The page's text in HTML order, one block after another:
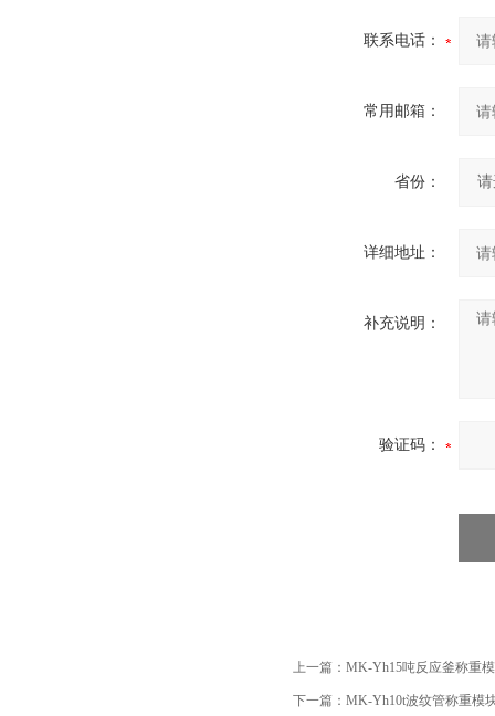
联系电话：
常用邮箱：
省份：
详细地址：
补充说明：
验证码：
上一篇： MK-Yh15吨反应釜称重
下一篇： MK-Yh10t波纹管称重模